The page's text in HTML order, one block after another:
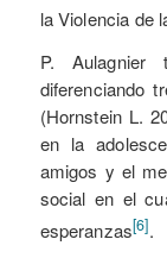
la Violencia de
P. Aulagnier
diferenciando
(Hornstein L.
en la
amigos y el
social en el
esperanzas[6].